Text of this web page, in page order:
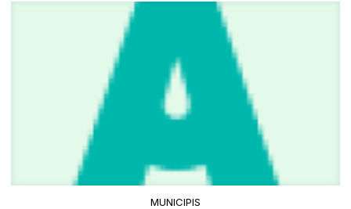
MUNICIPIS